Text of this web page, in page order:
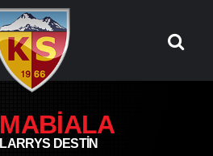
MABIALA
LARRYS DESTIN